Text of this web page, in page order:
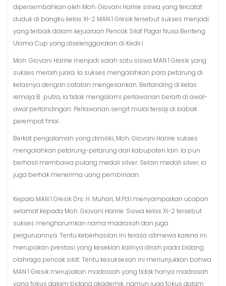
dipersembahkan oleh Moh. Giovani Haririe siswa yang tercatat
duduk di bangku kelas XI-2 MAN 1 Gresik tersebut sukses menjadi
yang terbaik dalam kejuaraan Pencak Silat Pagar Nusa Benteng
Ulama Cup yang diselenggarakan di Kedir.i
Moh. Giovani Haririe menjadi salah satu siswa MAN 1 Gresik yang
sukses meraih juara. Ia sukses mengalahkan para petarung di
kelasnya dengan catatan mengesankan. Bertanding di kelas
remaja B putra, ia tidak mengalami perlawanan berarti di awal-
awal pertandingan. Perlawanan sengit mulai tersaji di babak
perempat final.
Berkat pengalaman yang dimiliki, Moh. Giovani Haririe sukses
mengalahkan petarung-petarung dari kabupaten lain. Ia pun
berhasil membawa pulang medali silver. Selain medali silver, ia
juga berhak menerima uang pembinaan.
Kepala MAN 1 Gresik Drs. H. Muhari, M.Pd.I menyampaikan ucapan
selamat kepada Moh. Giovani Haririe. Siswa kelas XI-2 tersebut
sukses mengharumkan nama madrasah dan juga
perguruannya. Tentu keberhasilan ini terasa istimewa karena ini
merupakan prestasi yang kesekian kalinya diraih pada bidang
olahraga pencak silat. Tentu kesuksesan ini menunjukkan bahwa
MAN 1 Gresik merupakan madrasah yang tidak hanya madrasah
yang fokus dalam bidang akademik, namun juga fokus dalam